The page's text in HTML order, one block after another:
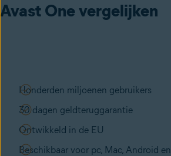
Avast One vergelijken
Honderden miljoenen gebruikers
30 dagen geldteruggarantie
Ontwikkeld in de EU
Beschikbaar voor pc, Mac, Android en